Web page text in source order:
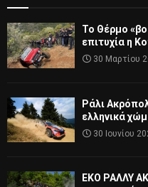
Το Θέρμο
επιτυχία η
30 Μαρτίου
Ράλι
ελληνικά
30 Ιουνίου
ΕΚΟ ΡΑΛΛΥ